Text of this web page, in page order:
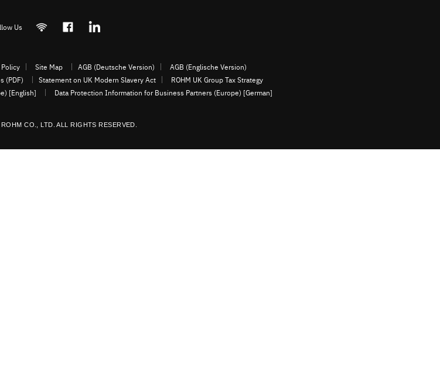
Us
Policy Site Map AGB (Deutsche Version)
AGB (Englische Version)
(PDF) Statement on UK Modern Slavery Act
ROHM UK Group Tax Strategy
[English]
Data Protection Information for Business Partners (Europe) [German]
CO., LTD. ALL RIGHTS RESERVED.